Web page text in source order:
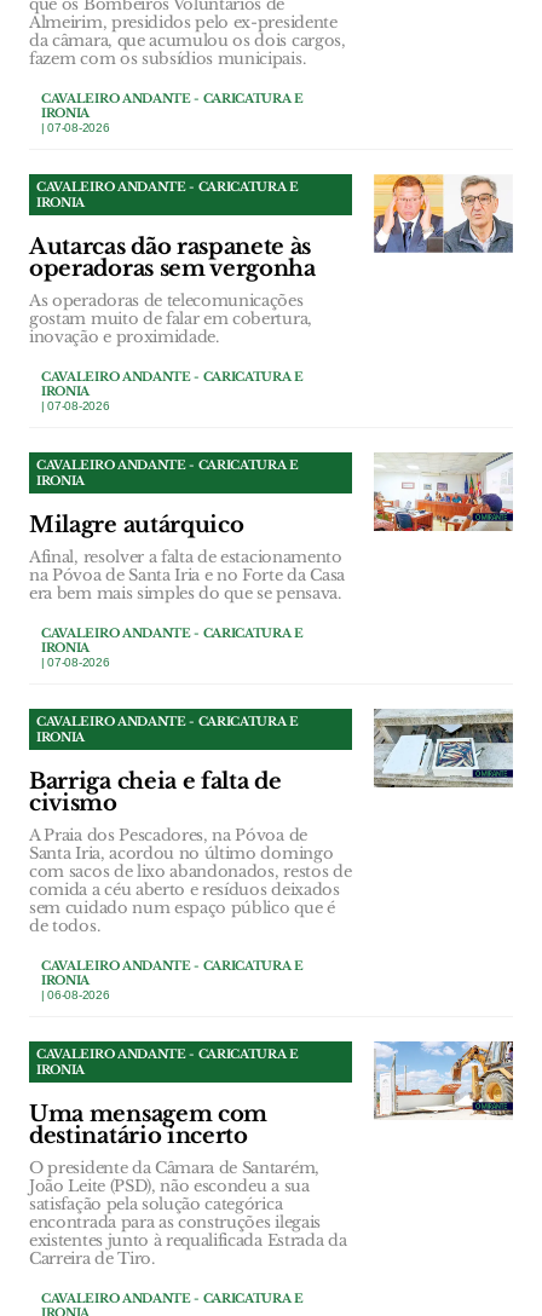
que os Bombeiros Voluntários de
Almeirim, presididos pelo ex-presidente
da câmara, que acumulou os dois cargos,
fazem com os subsídios municipais.
CAVALEIRO ANDANTE - CARICATURA E
IRONIA
| 07-08-2026
CAVALEIRO ANDANTE - CARICATURA E
IRONIA
Autarcas dão raspanete às
operadoras sem vergonha
As operadoras de telecomunicações
gostam muito de falar em cobertura,
inovação e proximidade.
CAVALEIRO ANDANTE - CARICATURA E
IRONIA
| 07-08-2026
CAVALEIRO ANDANTE - CARICATURA E
IRONIA
Milagre autárquico
Afinal, resolver a falta de estacionamento
na Póvoa de Santa Iria e no Forte da Casa
era bem mais simples do que se pensava.
CAVALEIRO ANDANTE - CARICATURA E
IRONIA
| 07-08-2026
CAVALEIRO ANDANTE - CARICATURA E
IRONIA
Barriga cheia e falta de
civismo
A Praia dos Pescadores, na Póvoa de
Santa Iria, acordou no último domingo
com sacos de lixo abandonados, restos de
comida a céu aberto e resíduos deixados
sem cuidado num espaço público que é
de todos.
CAVALEIRO ANDANTE - CARICATURA E
IRONIA
| 06-08-2026
CAVALEIRO ANDANTE - CARICATURA E
IRONIA
Uma mensagem com
destinatário incerto
O presidente da Câmara de Santarém,
João Leite (PSD), não escondeu a sua
satisfação pela solução categórica
encontrada para as construções ilegais
existentes junto à requalificada Estrada da
Carreira de Tiro.
CAVALEIRO ANDANTE - CARICATURA E